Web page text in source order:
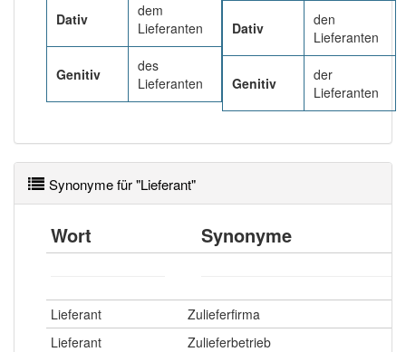
Wörter mit Endung-lieferant
aber mit einem anderen
81% unserer Spielapp-Nutzer haben den Artikel
korrekt erraten.
Dativ
dem
Lieferanten
Genitiv
des
Lieferanten
Dativ
den
Lieferanten
Genitiv
der
Lieferanten
Synonyme für "Lieferant"
Wort Synonyme
Lieferant
Zulieferfirma
Lieferant
Zulieferbetrieb